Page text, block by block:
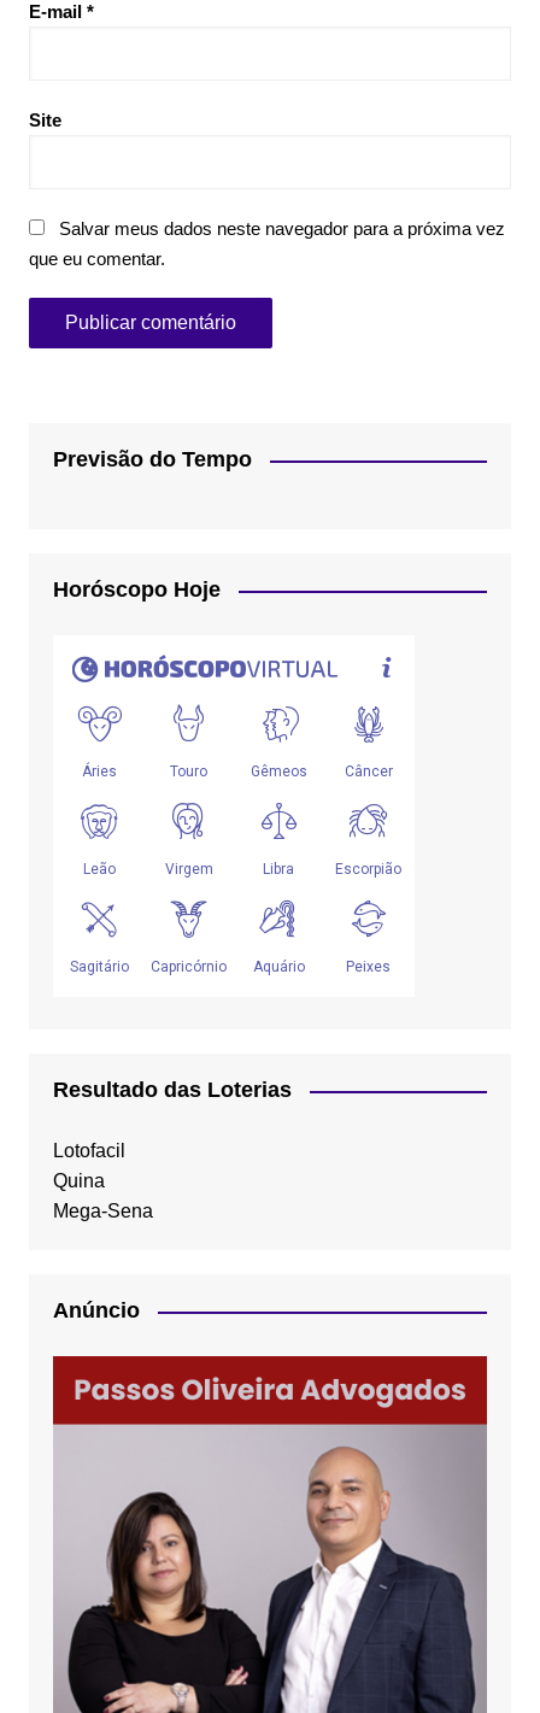
E-mail *
Site
Salvar meus dados neste navegador para a próxima vez
que eu comentar.
Previsão do Tempo
Horóscopo Hoje
Resultado das Loterias
Lotofacil
Quina
Mega-Sena
Anúncio